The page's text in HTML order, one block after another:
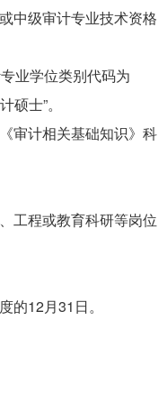
中级审计专业技术资格
业学位类别代码为
士”。
审计相关基础知识》科
工程或教育科研等岗位
12月31日。